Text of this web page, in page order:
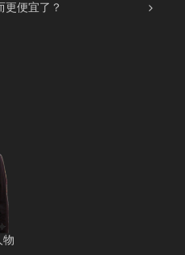
更便宜了？
物